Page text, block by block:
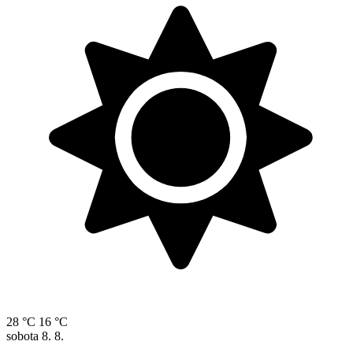
28 °C 16 °C
sobota 8. 8.